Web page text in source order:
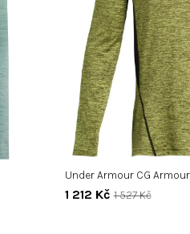
Under Armour CG
1 212 Kč 1 527 Kč